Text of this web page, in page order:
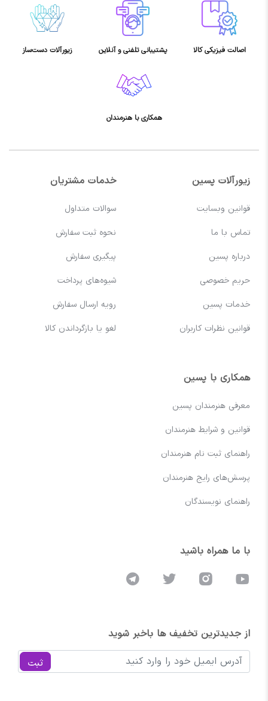
اصالت فیزیکی کالا پشتیبانی تلفنی و آنلاین زیورآلات دست‌ساز
همکاری با هنرمندان
زیورآلات پسین
قوانین وبسایت
تماس با ما
درباره پسین
حریم خصوصی
خدمات پسین
قوانین نظرات کاربران
خدمات مشتریان
سوالات متداول
نحوه ثبت سفارش
پیگیری سفارش
شیوه‌های پرداخت
رویه ارسال سفارش
لغو یا بازگرداندن کالا
همکاری با پسین
معرفی هنرمندان پسین
قوانین و شرایط هنرمندان
راهنمای ثبت نام هنرمندان
پرسش‌های رایج هنرمندان
راهنمای نویسندگان
با ما همراه باشید
از جدیدترین تخفیف ها باخبر شوید
ثبت